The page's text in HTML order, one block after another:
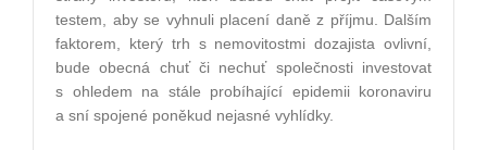
testem, aby se vyhnuli placení daně z příjmu. Dalším
faktorem, který trh s nemovitostmi dozajista ovlivní,
bude obecná chuť či nechuť společnosti investovat
s ohledem na stále probíhající epidemii koronaviru
a sní spojené poněkud nejasné vyhlídky.